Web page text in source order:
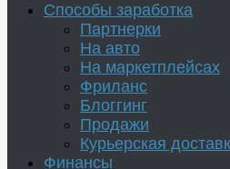
Способы заработка
Партнерки
На авто
На маркетплейсах
Фриланс
Блоггинг
Продажи
Курьерская
Финансы